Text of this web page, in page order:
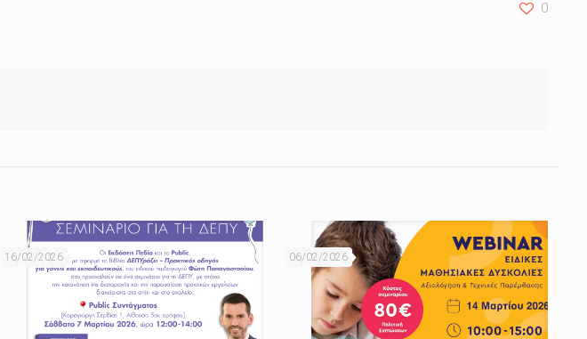
0
16/02/2026 06/02/2026